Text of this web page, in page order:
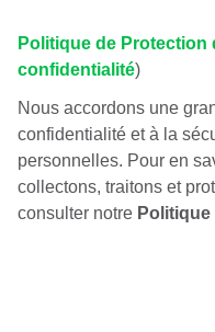
Politique de
confidentialité)
Nous accordons une
confidentialité et à la
personnelles. Pour en
collectons, traitons et
consulter notre